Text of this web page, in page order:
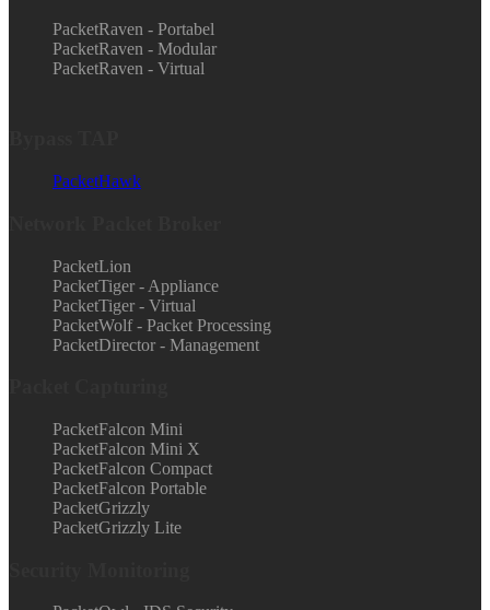
PacketRaven - Portabel
PacketRaven - Modular
PacketRaven - Virtual
PacketHawk
PacketLion
PacketTiger - Appliance
PacketTiger - Virtual
PacketWolf - Packet Processing
PacketDirector - Management
PacketFalcon Mini
PacketFalcon Mini X
PacketFalcon Compact
PacketFalcon Portable
PacketGrizzly
PacketGrizzly Lite